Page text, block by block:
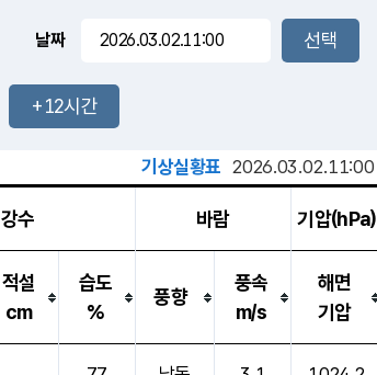
-mm
장호원
날짜
+12시간
기상실황표 2026.03.02.11:00
강수 바람 기압(hPa)
적설
cm
습도
%
풍향
풍속
m/s
해면
기압